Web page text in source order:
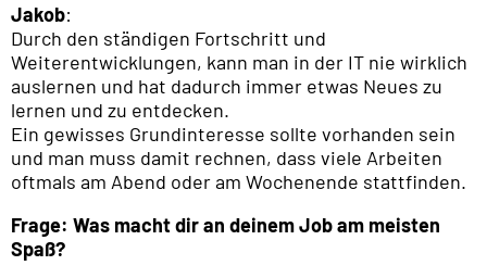
Jakob:
Durch den ständigen Fortschritt und
Weiterentwicklungen, kann man in der IT nie wirklich
auslernen und hat dadurch immer etwas Neues zu
lernen und zu entdecken.
Ein gewisses Grundinteresse sollte vorhanden sein
und man muss damit rechnen, dass viele Arbeiten
oftmals am Abend oder am Wochenende stattfinden.
Frage: Was macht dir an deinem Job am meisten
Spaß?